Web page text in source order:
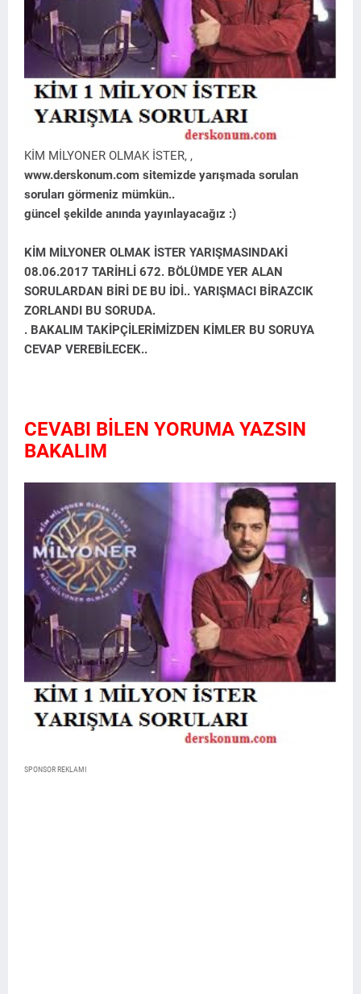
KİM MİLYONER OLMAK İSTER, ,
www.derskonum.com sitemizde yarışmada sorulan
soruları görmeniz mümkün..
güncel şekilde anında yayınlayacağız :)
KİM MİLYONER OLMAK İSTER YARIŞMASINDAKİ
08.06.2017 TARİHLİ 672. BÖLÜMDE YER ALAN
SORULARDAN BİRİ DE BU İDİ.. YARIŞMACI BİRAZCIK
ZORLANDI BU SORUDA.
. BAKALIM TAKİPÇİLERİMİZDEN KİMLER BU SORUYA
CEVAP VEREBİLECEK..
CEVABI BİLEN YORUMA YAZSIN
BAKALIM
SPONSOR REKLAMI